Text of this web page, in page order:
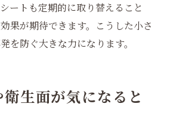
ートも定期的に取り替えること
果が期待できます。こうした小さ
を防ぐ大きな力になります。
生面が気になると